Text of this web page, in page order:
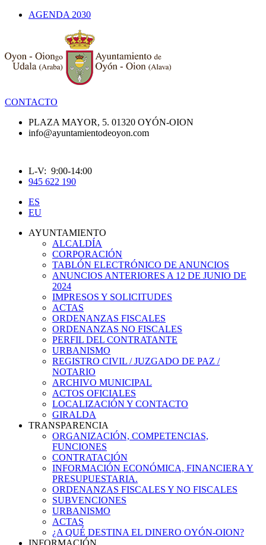
AGENDA 2030
CONTACTO
PLAZA MAYOR, 5. 01320 OYÓN-OION
info@ayuntamientodeoyon.com
L-V: 9:00-14:00
945 622 190
ES
EU
AYUNTAMIENTO
ALCALDÍA
CORPORACIÓN
TABLÓN ELECTRÓNICO DE ANUNCIOS
ANUNCIOS ANTERIORES A 12 DE JUNIO DE
2024
IMPRESOS Y SOLICITUDES
ACTAS
ORDENANZAS FISCALES
ORDENANZAS NO FISCALES
PERFIL DEL CONTRATANTE
URBANISMO
REGISTRO CIVIL / JUZGADO DE PAZ /
NOTARIO
ARCHIVO MUNICIPAL
ACTOS OFICIALES
LOCALIZACIÓN Y CONTACTO
GIRALDA
TRANSPARENCIA
ORGANIZACIÓN, COMPETENCIAS,
FUNCIONES
CONTRATACIÓN
INFORMACIÓN ECONÓMICA, FINANCIERA Y
PRESUPUESTARIA.
ORDENANZAS FISCALES Y NO FISCALES
SUBVENCIONES
URBANISMO
ACTAS
¿A QUÉ DESTINA EL DINERO OYÓN-OION?
INFORMACIÓN